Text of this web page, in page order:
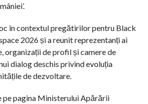
în contextul pregătirilor pentru Black
2026 și a reunit reprezentanți ai
organizații de profil și camere de
dialog deschis privind evoluția
de dezvoltare.
pagina Ministerului Apărării